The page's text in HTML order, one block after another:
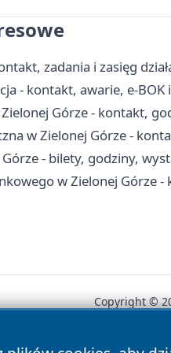
zadania i zasięg
- kontakt, awarie, e-BOK
Górze - kontakt,
w Zielonej Górze -
- bilety, godziny,
w Zielonej Górze
Copyright ©